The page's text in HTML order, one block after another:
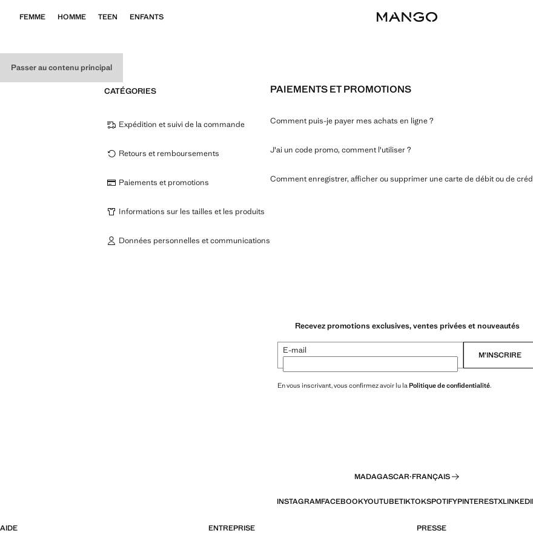
Passer au contenu principal
FEMME HOMME TEEN ENFANTS
PAIEMENTS ET PROMOTIONS
Comment puis-je payer mes achats en ligne ?
J'ai un code promo, comment l'utiliser ?
Comment enregistrer, afficher ou supprimer une carte de débit ou de
CATÉGORIES
Expédition et suivi de la commande
Retours et remboursements
Paiements et promotions
Informations sur les tailles et les produits
Données personnelles et communications
Recevez promotions exclusives, ventes privées et nouveautés
E-mail M’INSCRIRE
En vous inscrivant, vous confirmez avoir lu la Politique de confidentialité.
MADAGASCAR·FRANÇAIS
INSTAGRAMFACEBOOKYOUTUBETIKTOKSPOTIFYPINTERESTX
AIDE ENTREPRISE PRESSE